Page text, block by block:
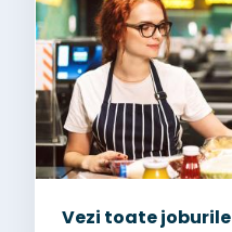
Vezi toate joburile